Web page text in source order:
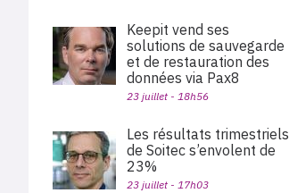
Keepit vend ses
solutions de sauvegarde
et de restauration des
données via Pax8
23 juillet - 18h56
Les résultats trimestriels
de Soitec s’envolent de
23%
23 juillet - 17h03